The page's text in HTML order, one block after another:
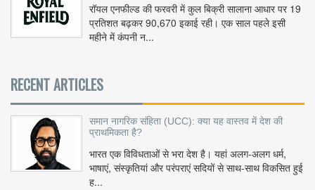
रॉयल एनफील्ड की फरवरी में कुल बिक्री सालाना आधार पर 19
प्रतिशत बढ़कर 90,670 इकाई रही। एक साल पहले इसी
महीने में कंपनी न...
RECENT ARTICLES
समान नागरिक संहिता (UCC): क्या यह वास्तव में देश की
प्राथमिकता है?
भारत एक विविधताओं से भरा देश है। यहां अलग-अलग धर्म,
भाषाएं, संस्कृतियां और परंपराएं सदियों से साथ-साथ विकसित हुई
ह...